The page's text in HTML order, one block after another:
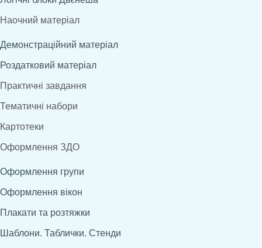
Наочний матеріал
Демонстраційний матеріал
Роздатковий матеріал
Практичні завдання
Тематичні набори
Картотеки
Оформлення ЗДО
Оформлення групи
Оформлення вікон
Плакати та розтяжки
Шаблони. Таблички. Стенди